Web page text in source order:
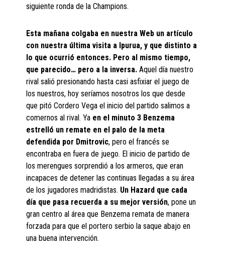
siguiente ronda de la Champions.
Esta mañana colgaba en nuestra Web un artículo
con nuestra última visita a Ipurua, y que distinto a
lo que ocurrió entonces. Pero al mismo tiempo,
que parecido… pero a la inversa.Aquel día nuestro
rival salió presionando hasta casi asfixiar el juego de
los nuestros, hoy seríamos nosotros los que desde
que pitó Cordero Vega el inicio del partido salimos a
comernos al rival. Ya en el minuto 3 Benzema
estrelló un remate en el palo de la meta
defendida por Dmitrovic, pero el francés se
encontraba en fuera de juego. El inicio de partido de
los merengues sorprendió a los armeros, que eran
incapaces de detener las continuas llegadas a su área
de los jugadores madridistas. Un Hazard que cada
día que pasa recuerda a su mejor versión, pone un
gran centro al área que Benzema remata de manera
forzada para que el portero serbio la saque abajo en
una buena intervención.